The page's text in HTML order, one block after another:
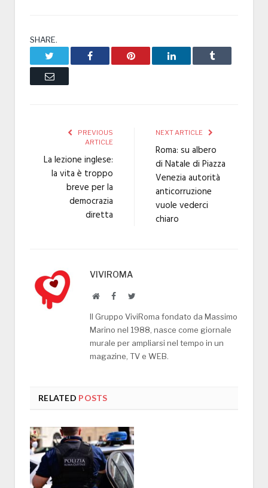
SHARE.
Facebook Pinterest LinkedIn Tumblr
Email
PREVIOUS
ARTICLE
La lezione inglese:
la vita è troppo
breve per la
democrazia
diretta
NEXT ARTICLE
Roma: su albero
di Natale di Piazza
Venezia autorità
anticorruzione
vuole vederci
chiaro
VIVIROMA
WebsiteFacebookTwitter
Il Gruppo ViviRoma fondato da Massimo
Marino nel 1988, nasce come giornale
murale per ampliarsi nel tempo in un
magazine, TV e WEB.
RELATED POSTS